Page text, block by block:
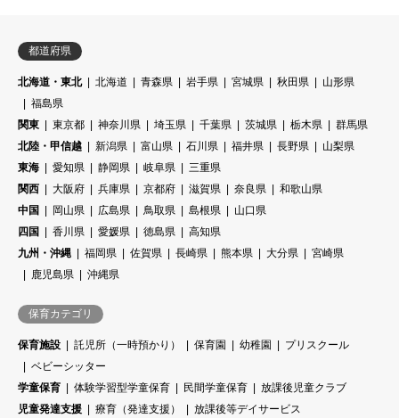
都道府県
北海道・東北 北海道 青森県 岩手県 宮城県 秋田県
山形県
福島県
関東
東京都 神奈川県 埼玉県 千葉県 茨城県 栃木県
群馬県
北陸・甲信越
新潟県 富山県 石川県 福井県 長野県
山梨県
東海
愛知県 静岡県 岐阜県
三重県
関西
大阪府 兵庫県 京都府 滋賀県 奈良県
和歌山県
中国
岡山県 広島県 鳥取県 島根県
山口県
四国
香川県 愛媛県 徳島県
高知県
九州・沖縄
福岡県 佐賀県 長崎県 熊本県 大分県
宮崎県
鹿児島県
沖縄県
保育カテゴリ
保育施設 託児所（一時預かり） 保育園 幼稚園
プリスクール
ベビーシッター
学童保育
体験学習型学童保育 民間学童保育
放課後児童クラブ
児童発達支援
療育（発達支援） 放課後等デイサービス